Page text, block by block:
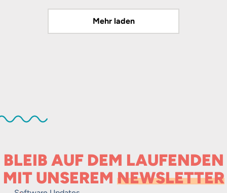
Mehr laden
BLEIB AUF DEM LAUFENDEN
MIT UNSEREM NEWSLETTER